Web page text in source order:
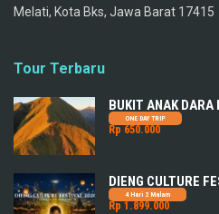
Melati, Kota Bks, Jawa Barat 17415
Tour Terbaru
BUKIT ANAK DARA
ONE DAY TRIP
Rp 650.000
DIENG CULTURE
4 Hari 2 Malam
Rp 1.899.000